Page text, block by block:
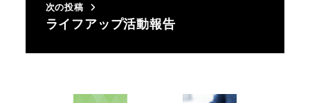
次の投稿
ライフアップ活動報告